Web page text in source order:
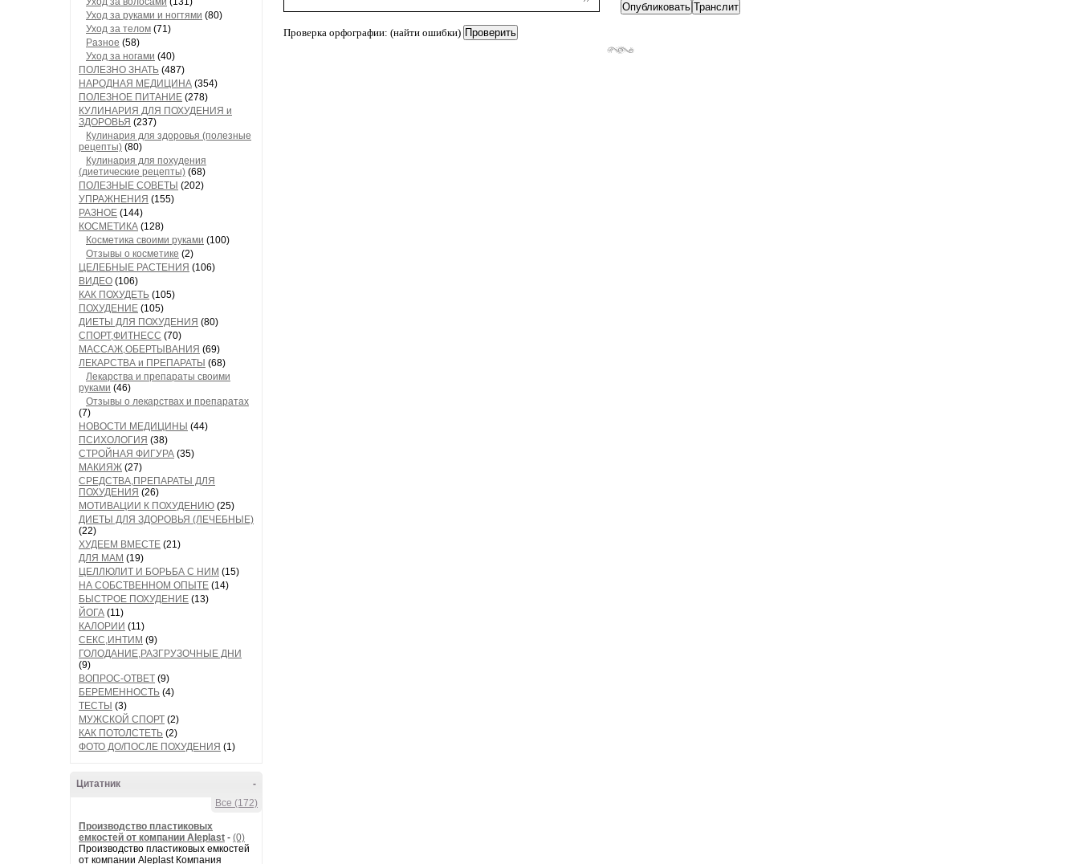
Уход за руками и ногтями (80)
Уход за телом (71)
Разное (58)
Уход за ногами (40)
ПОЛЕЗНО ЗНАТЬ (487)
НАРОДНАЯ МЕДИЦИНА (354)
ПОЛЕЗНОЕ ПИТАНИЕ (278)
КУЛИНАРИЯ ДЛЯ ПОХУДЕНИЯ и
ЗДОРОВЬЯ (237)
Кулинария для здоровья (полезные
рецепты) (80)
Кулинария для похудения
(диетические рецепты) (68)
ПОЛЕЗНЫЕ СОВЕТЫ (202)
УПРАЖНЕНИЯ (155)
РАЗНОЕ (144)
КОСМЕТИКА (128)
Косметика своими руками (100)
Отзывы о косметике (2)
ЦЕЛЕБНЫЕ РАСТЕНИЯ (106)
ВИДЕО (106)
КАК ПОХУДЕТЬ (105)
ПОХУДЕНИЕ (105)
ДИЕТЫ ДЛЯ ПОХУДЕНИЯ (80)
СПОРТ,ФИТНЕСС (70)
МАССАЖ,ОБЕРТЫВАНИЯ (69)
ЛЕКАРСТВА и ПРЕПАРАТЫ (68)
Лекарства и препараты своими
руками (46)
Отзывы о лекарствах и препаратах
(7)
НОВОСТИ МЕДИЦИНЫ (44)
ПСИХОЛОГИЯ (38)
СТРОЙНАЯ ФИГУРА (35)
МАКИЯЖ (27)
СРЕДСТВА,ПРЕПАРАТЫ ДЛЯ
ПОХУДЕНИЯ (26)
МОТИВАЦИИ К ПОХУДЕНИЮ (25)
ДИЕТЫ ДЛЯ ЗДОРОВЬЯ (ЛЕЧЕБНЫЕ)
(22)
ХУДЕЕМ ВМЕСТЕ (21)
ДЛЯ МАМ (19)
ЦЕЛЛЮЛИТ И БОРЬБА С НИМ (15)
НА СОБСТВЕННОМ ОПЫТЕ (14)
БЫСТРОЕ ПОХУДЕНИЕ (13)
ЙОГА (11)
КАЛОРИИ (11)
СЕКС,ИНТИМ (9)
ГОЛОДАНИЕ,РАЗГРУЗОЧНЫЕ ДНИ
(9)
ВОПРОС-ОТВЕТ (9)
БЕРЕМЕННОСТЬ (4)
ТЕСТЫ (3)
МУЖСКОЙ СПОРТ (2)
КАК ПОТОЛСТЕТЬ (2)
ФОТО ДО/ПОСЛЕ ПОХУДЕНИЯ (1)
-
Цитатник
Все (172)
Производство пластиковых
емкостей от компании Aleplast - (0)
Производство пластиковых емкостей
от компании Aleplast Компания
Проверка орфографии: (найти ошибки)